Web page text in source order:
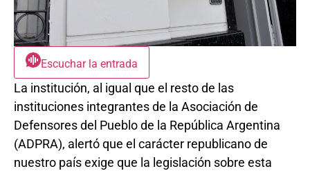
Escuchar la entrada
La institución, al igual que el resto de las
instituciones integrantes de la Asociación de
Defensores del Pueblo de la República Argentina
(ADPRA), alertó que el carácter republicano de
nuestro país exige que la legislación sobre esta